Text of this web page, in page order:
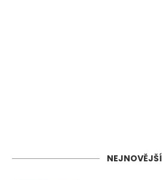
NEJNOVĚJŠÍ